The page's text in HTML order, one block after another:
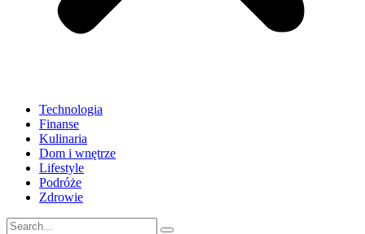
Technologia
Finanse
Kulinaria
Dom i wnętrze
Lifestyle
Podróże
Zdrowie